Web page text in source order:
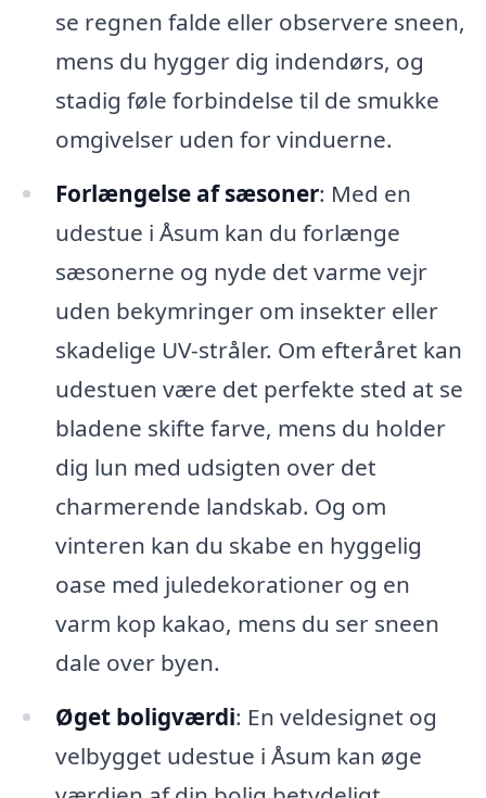
se regnen falde eller observere sneen,
mens du hygger dig indendørs, og
stadig føle forbindelse til de smukke
omgivelser uden for vinduerne.
Forlængelse af sæsoner: Med en
udestue i Åsum kan du forlænge
sæsonerne og nyde det varme vejr
uden bekymringer om insekter eller
skadelige UV-stråler. Om efteråret kan
udestuen være det perfekte sted at se
bladene skifte farve, mens du holder
dig lun med udsigten over det
charmerende landskab. Og om
vinteren kan du skabe en hyggelig
oase med juledekorationer og en
varm kop kakao, mens du ser sneen
dale over byen.
Øget boligværdi: En veldesignet og
velbygget udestue i Åsum kan øge